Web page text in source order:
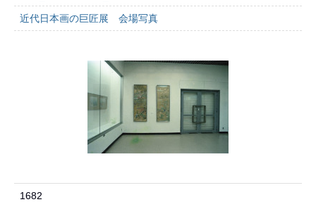
近代日本画の巨匠展 会場写真
1682